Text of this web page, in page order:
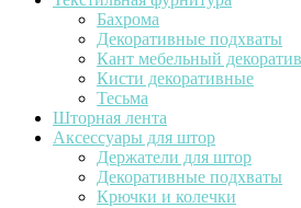
Бахрома
Декоративные подхваты
Кант мебельный
Кисти декоративные
Тесьма
Шторная лента
Аксессуары для штор
Держатели для штор
Декоративные подхваты
Крючки и колечки